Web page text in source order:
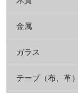
金属
ガラス
テープ（布、革）